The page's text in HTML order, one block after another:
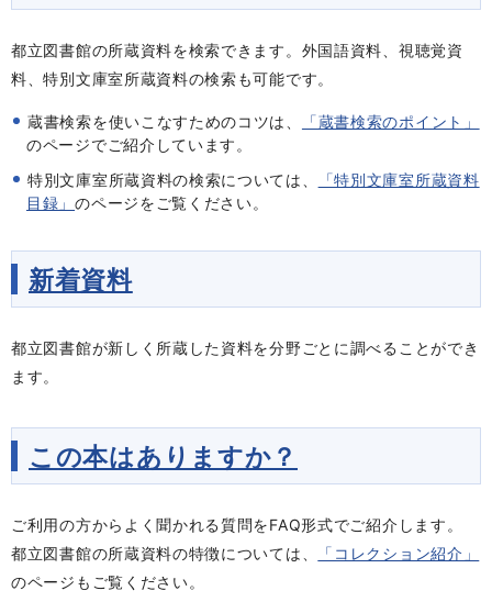
都立図書館の所蔵資料を検索できます。外国語資料、視聴覚資
料、特別文庫室所蔵資料の検索も可能です。
蔵書検索を使いこなすためのコツは、
「蔵書検索のポイント」
のページでご紹介しています。
特別文庫室所蔵資料の検索については、
「特別文庫室所蔵資料
目録」のページをご覧ください。
新着資料
都立図書館が新しく所蔵した資料を分野ごとに調べることができ
ます。
この本はありますか？
ご利用の方からよく聞かれる質問をFAQ形式でご紹介します。
都立図書館の所蔵資料の特徴については、
「コレクション紹介」
のページもご覧ください。